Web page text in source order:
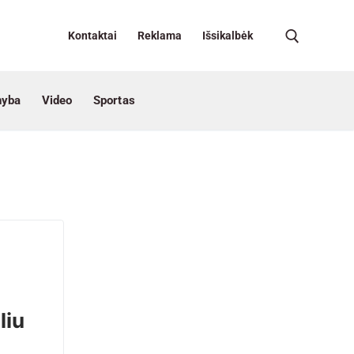
Kontaktai Reklama Išsikalbėk
Video Sportas